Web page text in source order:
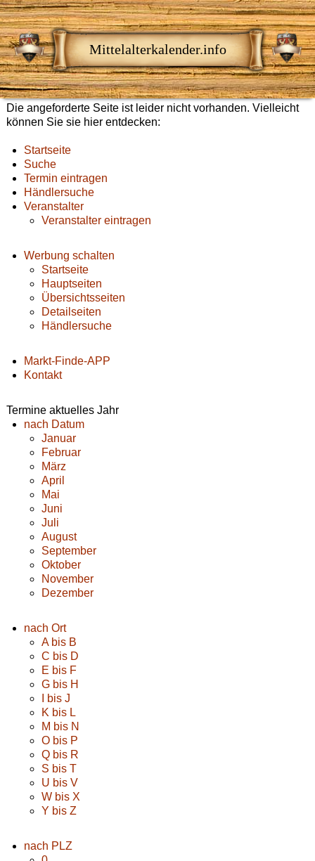
Mittelalterkalender.info
Die angeforderte Seite ist leider nicht vorhanden. Vielleicht
können Sie sie hier entdecken:
Startseite
Suche
Termin eintragen
Händlersuche
Veranstalter
Veranstalter eintragen
Werbung schalten
Startseite
Hauptseiten
Übersichtsseiten
Detailseiten
Händlersuche
Markt-Finde-APP
Kontakt
Termine aktuelles Jahr
nach Datum
Januar
Februar
März
April
Mai
Juni
Juli
August
September
Oktober
November
Dezember
nach Ort
A bis B
C bis D
E bis F
G bis H
I bis J
K bis L
M bis N
O bis P
Q bis R
S bis T
U bis V
W bis X
Y bis Z
nach PLZ